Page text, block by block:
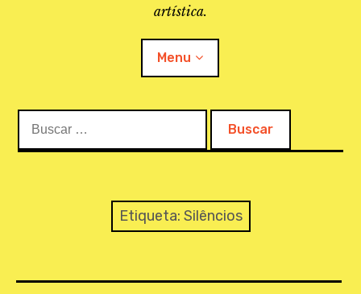
artística.
Menu
O PROJETO
MAPEAMENTO
Etiqueta: Silêncios